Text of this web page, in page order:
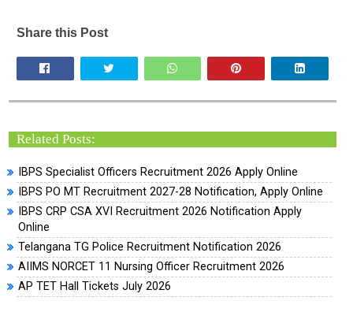
Share this Post
Related Posts:
IBPS Specialist Officers Recruitment 2026 Apply Online
IBPS PO MT Recruitment 2027-28 Notification, Apply Online
IBPS CRP CSA XVI Recruitment 2026 Notification Apply
Online
Telangana TG Police Recruitment Notification 2026
AIIMS NORCET 11 Nursing Officer Recruitment 2026
AP TET Hall Tickets July 2026